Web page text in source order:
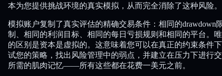
本为您提供挑战环境的真实模拟，从而完全消除了这种风险。
模拟账户复制了真实评估的精确交易条件：相同的drawdown
制、相同的利润目标、相同的每日亏损规则和相同的平台。
的区别是资本是虚拟的。这意味着您可以在真正的约束条件
试您的策略，找出风险管理中的弱点，并建立在压力下进行
所需的肌肉记忆——所有这些都在花费一美元之前。